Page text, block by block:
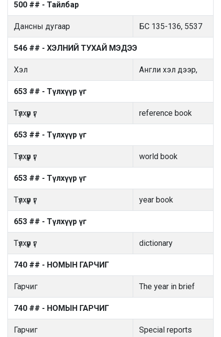
500 ## - Тайлбар
Дансны дугаар БС 135-136, 5537
546 ## - ХЭЛНИЙ ТУХАЙ МЭДЭЭ
Хэл Англи хэл дээр,
653 ## - Түлхүүр үг
Түлхүүр үг reference book
653 ## - Түлхүүр үг
Түлхүүр үг world book
653 ## - Түлхүүр үг
Түлхүүр үг year book
653 ## - Түлхүүр үг
Түлхүүр үг dictionary
740 ## - НОМЫН ГАРЧИГ
Гарчиг The year in brief
740 ## - НОМЫН ГАРЧИГ
Гарчиг Special reports